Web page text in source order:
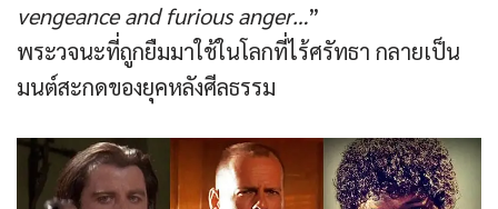
vengeance and furious anger…”
พระวจนะที่ถูกยืมมาใช้ในโลกที่ไร้ศรัทธา กลายเป็น
มนต์สะกดของยุคหลังศีลธรรม